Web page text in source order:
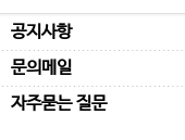
공지사항
문의메일
자주묻는 질문